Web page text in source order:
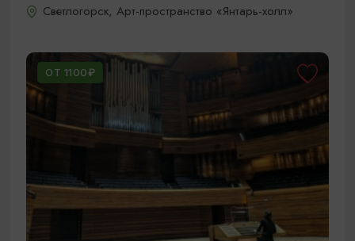
Светлогорск, Арт-пространство «Янтарь-холл»
ОТ 1100₽